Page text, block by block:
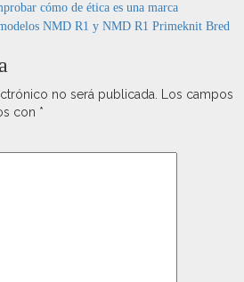
cómo de ética es una marca
modelos NMD R1 y NMD R1 Primeknit Bred
no será publicada. Los campos
con *